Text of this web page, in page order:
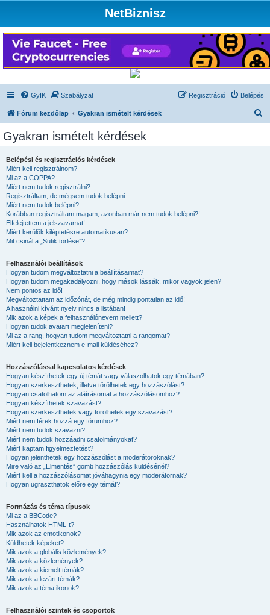
NetBiznisz
GyIK Szabályzat Belépés
Regisztráció
Fórum kezdőlap Gyakran ismételt kérdések
Gyakran ismételt kérdések
Belépési és regisztrációs kérdések
Miért kell regisztrálnom?
Mi az a COPPA?
Miért nem tudok regisztrálni?
Regisztráltam, de mégsem tudok belépni
Miért nem tudok belépni?
Korábban regisztráltam magam, azonban már nem tudok belépni?!
Elfelejtettem a jelszavamat!
Miért kerülök kiléptetésre automatikusan?
Mit csinál a „Sütik törlése”?
Felhasználói beállítások
Hogyan tudom megváltoztatni a beállításaimat?
Hogyan tudom megakadályozni, hogy mások lássák, mikor vagyok jelen?
Nem pontos az idő!
Megváltoztattam az időzónát, de még mindig pontatlan az idő!
A használni kívánt nyelv nincs a listában!
Mik azok a képek a felhasználónevem mellett?
Hogyan tudok avatart megjeleníteni?
Mi az a rang, hogyan tudom megváltoztatni a rangomat?
Miért kell bejelentkeznem e-mail küldéséhez?
Hozzászólással kapcsolatos kérdések
Hogyan készíthetek egy új témát vagy válaszolhatok egy témában?
Hogyan szerkeszthetek, illetve törölhetek egy hozzászólást?
Hogyan csatolhatom az aláírásomat a hozzászólásomhoz?
Hogyan készíthetek szavazást?
Hogyan szerkeszthetek vagy törölhetek egy szavazást?
Miért nem férek hozzá egy fórumhoz?
Miért nem tudok szavazni?
Miért nem tudok hozzáadni csatolmányokat?
Miért kaptam figyelmeztetést?
Hogyan jelenthetek egy hozzászólást a moderátoroknak?
Mire való az „Elmentés” gomb hozzászólás küldésénél?
Miért kell a hozzászólásomat jóváhagynia egy moderátornak?
Hogyan ugraszthatok előre egy témát?
Formázás és téma típusok
Mi az a BBCode?
Használhatok HTML-t?
Mik azok az emotikonok?
Küldhetek képeket?
Mik azok a globális közlemények?
Mik azok a közlemények?
Mik azok a kiemelt témák?
Mik azok a lezárt témák?
Mik azok a téma ikonok?
Felhasználói szintek és csoportok